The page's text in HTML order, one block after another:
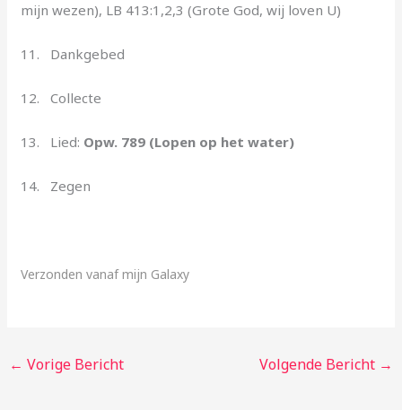
mijn wezen), LB 413:1,2,3 (Grote God, wij loven U)
11. Dankgebed
12. Collecte
13. Lied: Opw. 789 (Lopen op het water)
14. Zegen
Verzonden vanaf mijn Galaxy
← Vorige Bericht Volgende Bericht →